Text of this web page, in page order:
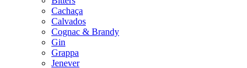
Cachaça
Calvados
Cognac & Brandy
Gin
Grappa
Jenever